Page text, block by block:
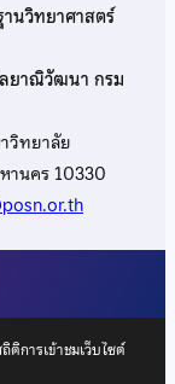
นวิทยาศาสตร์
ลยาณิวัฒนา กรม
วิทยาลัย
านคร 10330
ติการเข้าชมเว็บไซต์